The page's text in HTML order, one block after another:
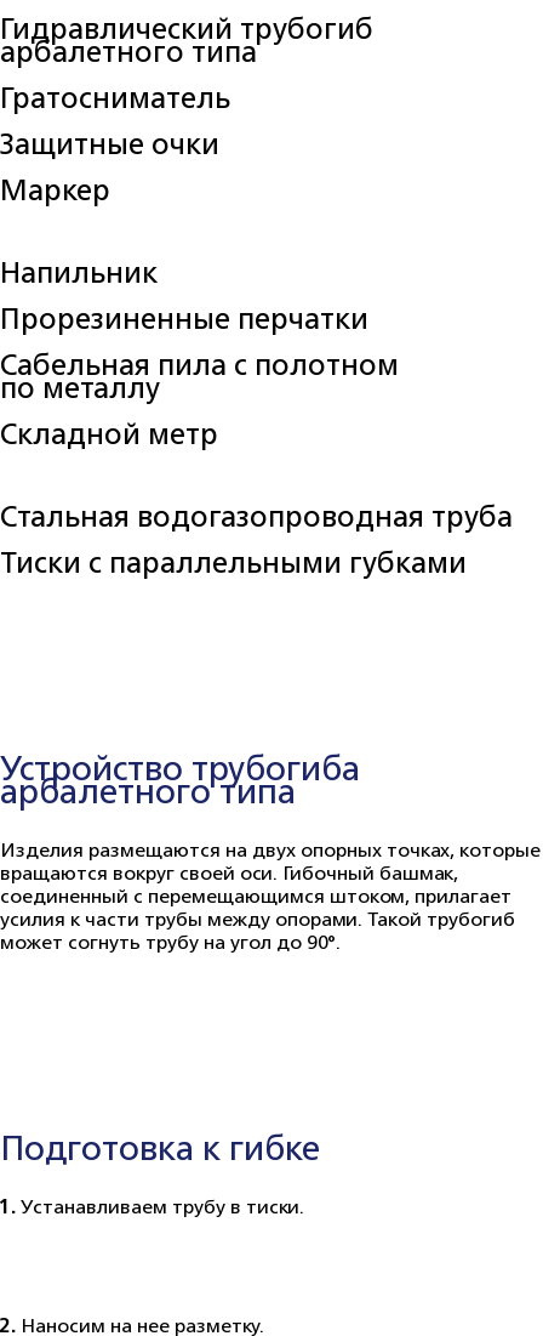
Гидравлический трубогиб
арбалетного типа
Гратосниматель
Защитные очки
Маркер
Напильник
Прорезиненные перчатки
Сабельная пила с полотном
по металлу
Складной метр
Стальная водогазопроводная труба
Тиски с параллельными губками
Устройство трубогиба
арбалетного типа
Изделия размещаются на двух опорных точках, которые
вращаются вокруг своей оси. Гибочный башмак,
соединенный с перемещающимся штоком, прилагает
усилия к части трубы между опорами. Такой трубогиб
может согнуть трубу на угол до 90°.
Подготовка к гибке
1.Устанавливаем трубу в тиски.
2. Наносим на нее разметку.